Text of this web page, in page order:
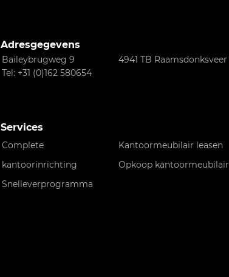
Adresgegevens
Baileybrugweg 9
4941 TB Raamsdonksveer
Tel: +31 (0)162 580654
Services
Complete
kantoorinrichting
Kantoormeubilair leasen
Opkoop kantoormeubilair
Snelleverprogramma